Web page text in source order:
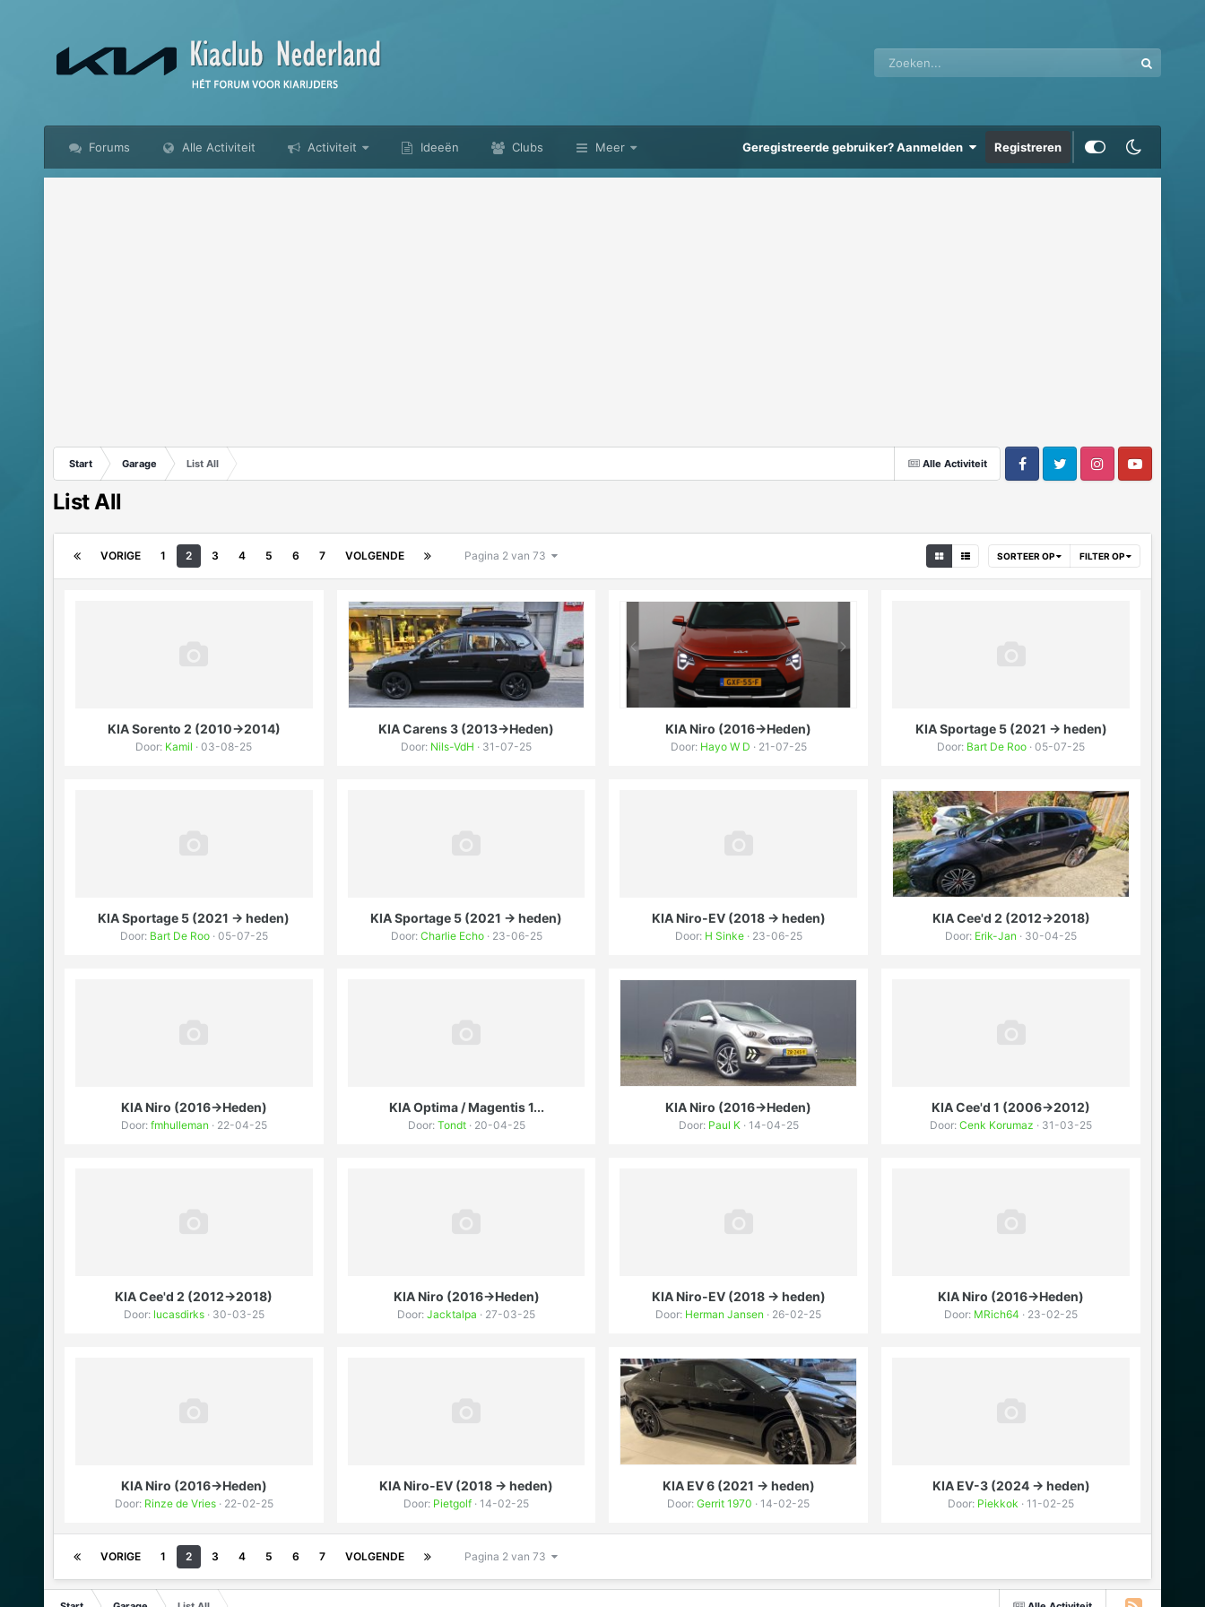
Forums Alle Activiteit Activiteit Ideeën Clubs Meer Geregistreerde gebruiker? Aanmelden Registreren
Alle Activiteit
Start Garage List All
List All
SORTEER OP FILTER OP
VORIGE 1 2 3 4 5 6 7 VOLGENDE Pagina 2 van 73
KIA Sorento 2 (2010->2014)
Door: Kamil · 03-08-25
KIA Carens 3 (2013->Heden)
Door: Nils-VdH · 31-07-25
KIA Niro (2016->Heden)
Door: Hayo W D · 21-07-25
KIA Sportage 5 (2021 -> heden)
Door: Bart De Roo · 05-07-25
KIA Sportage 5 (2021 -> heden)
Door: Bart De Roo· 05-07-25
KIA Sportage 5 (2021 -> heden)
Door: Charlie Echo· 23-06-25
KIA Niro-EV (2018 -> heden)
Door: H Sinke· 23-06-25
KIA Cee'd 2 (2012->2018)
Door: Erik-Jan · 30-04-25
KIA Niro (2016->Heden)
Door: fmhulleman · 22-04-25
KIA Optima / Magentis 1...
Door: Tondt· 20-04-25
KIA Niro (2016->Heden)
Door: Paul K· 14-04-25
KIA Cee'd 1 (2006->2012)
Door:Cenk Korumaz · 31-03-25
KIA Cee'd 2 (2012->2018)
Door: lucasdirks· 30-03-25
KIA Niro (2016->Heden)
Door: Jacktalpa · 27-03-25
KIA Niro-EV (2018 -> heden)
Door: Herman Jansen · 26-02-25
KIA Niro (2016->Heden)
Door: MRich64 · 23-02-25
KIA Niro (2016->Heden)
Door: Rinze de Vries· 22-02-25
KIA Niro-EV (2018 -> heden)
Door: Pietgolf · 14-02-25
KIA EV 6 (2021 -> heden)
Door:Gerrit 1970 · 14-02-25
KIA EV-3 (2024 -> heden)
Door: Piekkok · 11-02-25
VORIGE 1 2 3 4 5 6 7 VOLGENDE Pagina 2 van 73